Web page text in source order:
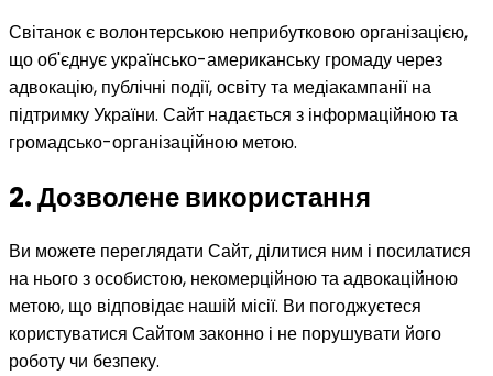
Світанок є волонтерською неприбутковою організацією,
що об'єднує українсько-американську громаду через
адвокацію, публічні події, освіту та медіакампанії на
підтримку України. Сайт надається з інформаційною та
громадсько-організаційною метою.
2. Дозволене використання
Ви можете переглядати Сайт, ділитися ним і посилатися
на нього з особистою, некомерційною та адвокаційною
метою, що відповідає нашій місії. Ви погоджуєтеся
користуватися Сайтом законно і не порушувати його
роботу чи безпеку.